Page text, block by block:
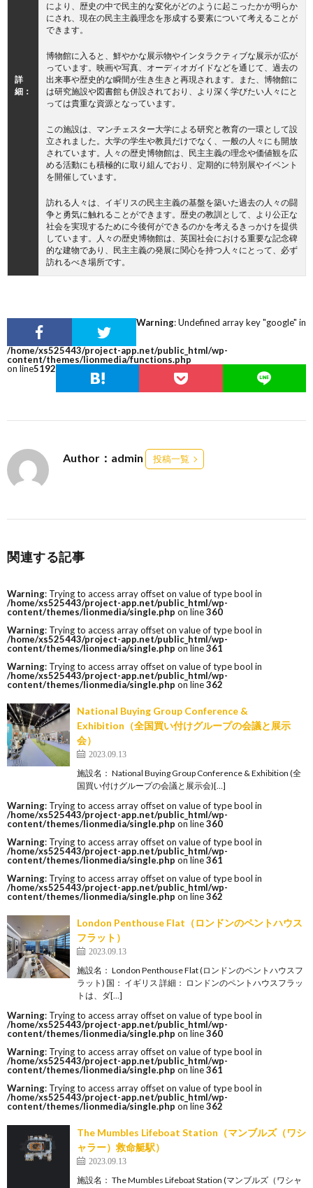
詳
細：
により、歴史の中で民主的な変化がどのように起こったかが明らか
にされ、現在の民主主義理念を形成する要素について考えることが
できます。
博物館に入ると、鮮やかな展示物やインタラクティブな展示が広が
っています。映画や写真、オーディオガイドなどを通じて、過去の
出来事や歴史的な瞬間が生き生きと再現されます。また、博物館に
は研究施設や図書館も併設されており、より深く学びたい人々にと
っては貴重な資源となっています。
この施設は、マンチェスター大学による研究と教育の一環として設
立されました。大学の学生や教員だけでなく、一般の人々にも開放
されています。人々の歴史博物館は、民主主義の理念や価値観を広
める活動にも積極的に取り組んでおり、定期的に特別展やイベント
を開催しています。
訪れる人々は、イギリスの民主主義の基盤を築いた過去の人々の闘
争と勇気に触れることができます。歴史の教訓として、より公正な
社会を実現するために今後何ができるのかを考えるきっかけを提供
しています。人々の歴史博物館は、英国社会における重要な記念碑
的な建物であり、民主主義の発展に関心を持つ人々にとって、必ず
訪れるべき場所です。
Warning: Undefined array key "google" in
/home/xs525443/project-app.net/public_html/wp-
content/themes/lionmedia/functions.php
on line5192
Author：admin 投稿一覧
関連する記事
Warning: Trying to access array offset on value of type bool in
/home/xs525443/project-app.net/public_html/wp-
content/themes/lionmedia/single.php on line360
Warning: Trying to access array offset on value of type bool in
/home/xs525443/project-app.net/public_html/wp-
content/themes/lionmedia/single.php on line361
Warning: Trying to access array offset on value of type bool in
/home/xs525443/project-app.net/public_html/wp-
content/themes/lionmedia/single.php on line362
National Buying Group Conference &
Exhibition（全国買い付けグループの会議と展示
会）
2023.09.13
施設名： National Buying Group Conference & Exhibition (全
国買い付けグループの会議と展示会)[…]
Warning: Trying to access array offset on value of type bool in
/home/xs525443/project-app.net/public_html/wp-
content/themes/lionmedia/single.php on line360
Warning: Trying to access array offset on value of type bool in
/home/xs525443/project-app.net/public_html/wp-
content/themes/lionmedia/single.php on line361
Warning: Trying to access array offset on value of type bool in
/home/xs525443/project-app.net/public_html/wp-
content/themes/lionmedia/single.php on line362
London Penthouse Flat（ロンドンのペントハウス
フラット）
2023.09.13
施設名： London Penthouse Flat (ロンドンのペントハウスフ
ラット) 国： イギリス 詳細： ロンドンのペントハウスフラッ
トは、ダ[…]
Warning: Trying to access array offset on value of type bool in
/home/xs525443/project-app.net/public_html/wp-
content/themes/lionmedia/single.php on line360
Warning: Trying to access array offset on value of type bool in
/home/xs525443/project-app.net/public_html/wp-
content/themes/lionmedia/single.php on line361
Warning: Trying to access array offset on value of type bool in
/home/xs525443/project-app.net/public_html/wp-
content/themes/lionmedia/single.php on line362
The Mumbles Lifeboat Station（マンブルズ（ワシ
ャラー）救命艇駅）
2023.09.13
施設名： The Mumbles Lifeboat Station (マンブルズ（ワシャ